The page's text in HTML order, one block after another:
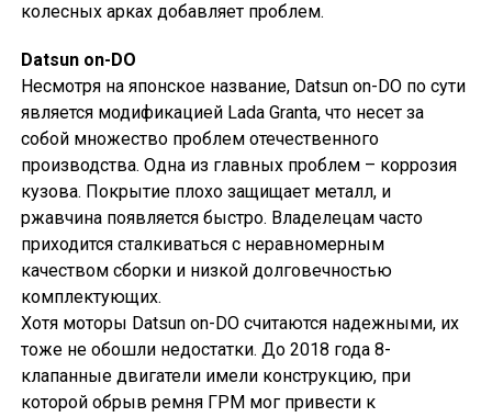
колесных арках добавляет проблем.
Datsun on-DO
Несмотря на японское название, Datsun on-DO по сути
является модификацией Lada Granta, что несет за
собой множество проблем отечественного
производства. Одна из главных проблем – коррозия
кузова. Покрытие плохо защищает металл, и
ржавчина появляется быстро. Владелецам часто
приходится сталкиваться с неравномерным
качеством сборки и низкой долговечностью
комплектующих.
Хотя моторы Datsun on-DO считаются надежными, их
тоже не обошли недостатки. До 2018 года 8-
клапанные двигатели имели конструкцию, при
которой обрыв ремня ГРМ мог привести к